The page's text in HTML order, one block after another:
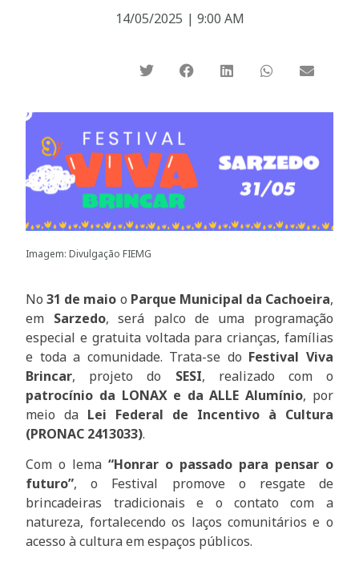
14/05/2025 | 9:00 AM
Imagem: Divulgação FIEMG
No31 de maio o Parque Municipal da Cachoeira,
em Sarzedo, será palco de uma programação
especial e gratuita voltada para crianças, famílias
e toda a comunidade. Trata-se do Festival Viva
Brincar, projeto do SESI, realizado com o
patrocínio da LONAX e da ALLE Alumínio, por
meio da Lei Federal de Incentivo à Cultura
(PRONAC 2413033).
Com o lema“Honrar o passado para pensar o
futuro”, o Festival promove o resgate de
brincadeiras tradicionais e o contato com a
natureza, fortalecendo os laços comunitários e o
acesso à cultura em espaços públicos.